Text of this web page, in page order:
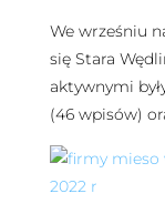
We wrześniu
się Stara
aktywnymi
(46 wpisów)